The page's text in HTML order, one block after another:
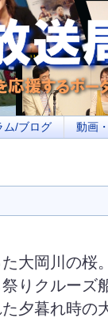
援するポータルサ
ム/ブログ 動画
大岡川の桜
りクルーズ
夕暮れ時の